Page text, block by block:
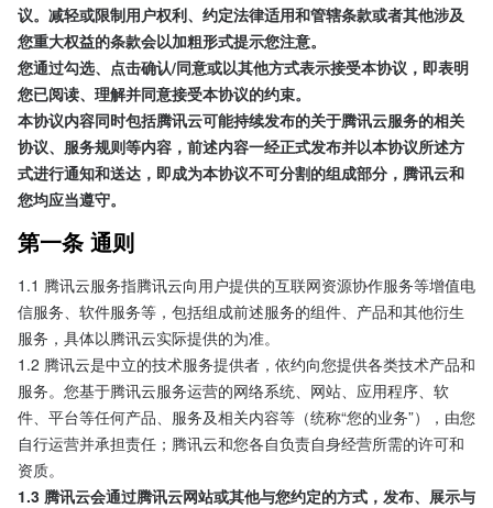
议。减轻或限制用户权利、约定法律适用和管辖条款或者其他涉及
您重大权益的条款会以加粗形式提示您注意。
您通过勾选、点击确认/同意或以其他方式表示接受本协议，即表明
您已阅读、理解并同意接受本协议的约束。
本协议内容同时包括腾讯云可能持续发布的关于腾讯云服务的相关
协议、服务规则等内容，前述内容一经正式发布并以本协议所述方
式进行通知和送达，即成为本协议不可分割的组成部分，腾讯云和
您均应当遵守。
第一条 通则
1.1 腾讯云服务指腾讯云向用户提供的互联网资源协作服务等增值电
信服务、软件服务等，包括组成前述服务的组件、产品和其他衍生
服务，具体以腾讯云实际提供的为准。
1.2 腾讯云是中立的技术服务提供者，依约向您提供各类技术产品和
服务。您基于腾讯云服务运营的网络系统、网站、应用程序、软
件、平台等任何产品、服务及相关内容等（统称“您的业务”），由您
自行运营并承担责任；腾讯云和您各自负责自身经营所需的许可和
资质。
1.3 腾讯云会通过腾讯云网站或其他与您约定的方式，发布、展示与